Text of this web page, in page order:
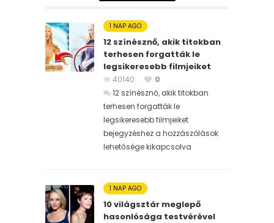
1 NAP AGO
12 színésznő, akik titokban
terhesen forgatták le
legsikeresebb filmjeiket
40140
0
12 színésznő, akik titokban
terhesen forgatták le
legsikeresebb filmjeiket
bejegyzéshez a hozzászólások
lehetősége kikapcsolva
1 NAP AGO
10 világsztár meglepő
hasonlósága testvérével